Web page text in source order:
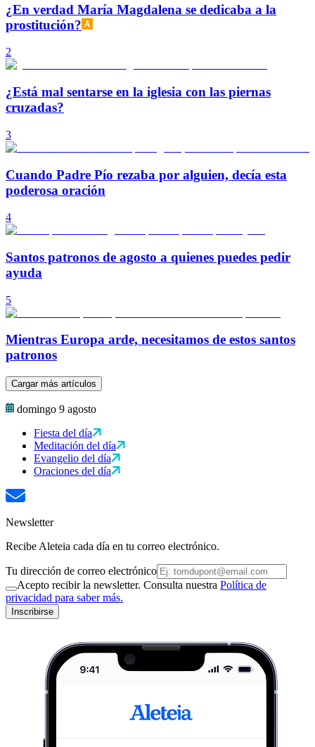
¿En verdad María Magdalena se dedicaba a la
prostitución?
2
¿Está mal sentarse en la iglesia con las piernas
cruzadas?
3
Cuando Padre Pío rezaba por alguien, decía esta
poderosa oración
4
Santos patronos de agosto a quienes puedes pedir
ayuda
5
Mientras Europa arde, necesitamos de estos santos
patronos
Cargar más artículos
domingo 9 agosto
Fiesta del día
Meditación del día
Evangelio del día
Oraciones del día
Newsletter
Recibe Aleteia cada día en tu correo electrónico.
Tu dirección de correo electrónico
Acepto recibir la newsletter. Consulta nuestra Política de
privacidad para saber más.
Inscribirse